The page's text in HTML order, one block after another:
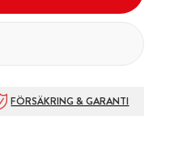
FÖRSÄKRING & GARANTI